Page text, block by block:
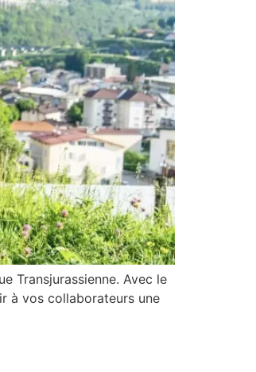
Transjurassienne. Avec le
à vos collaborateurs une